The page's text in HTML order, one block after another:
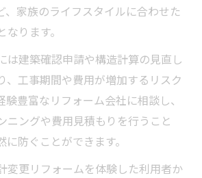
、家族のライフスタイルに合わせた
ります。
は建築確認申請や構造計算の見直し
、工事期間や費用が増加するリスク
験豊富なリフォーム会社に相談し、
ニングや費用見積もりを行うこと
防ぐことができます。
変更リフォームを体験した利用者か